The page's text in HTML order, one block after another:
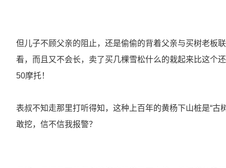
但儿子不顾父亲的阻止，还是偷偷的背着父亲与买树老板
看，而且又不会长，卖了买几棵雪松什么的栽起来比这个
50摩托！
表叔不知走那里打听得知，这种上百年的黄杨下山桩是“
敢挖，信不信我报警？